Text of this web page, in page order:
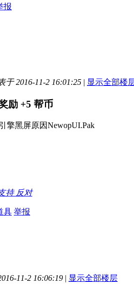
报
于 2016-11-2 16:01:25 | 显示全部楼
励 +5 帮币
擎黑屏原因NewopUI.Pak
持 反对
具 举报
11-2 16:06:19 | 显示全部楼层